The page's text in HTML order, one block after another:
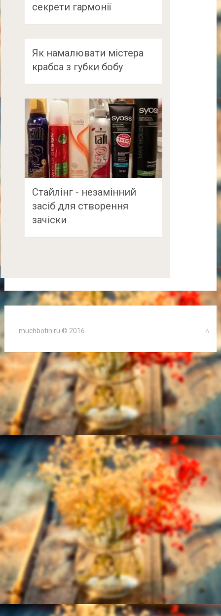
секрети гармонії
Як намалювати містера
крабса з губки бобу
Стайлінг - незамінний
засіб для створення
зачіски
muchbotin.ru © 2016